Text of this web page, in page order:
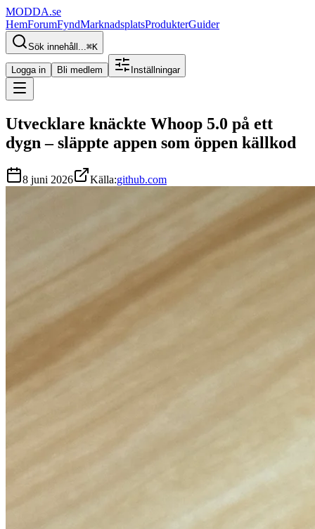
MODDA.se
HemForumFyndMarknadsplatsProdukterGuider
Sök innehåll...⌘K
Logga in Bli medlem Inställningar
Utvecklare knäckte Whoop 5.0 på ett
dygn – släppte appen som öppen källkod
8 juni 2026 Källa:github.com